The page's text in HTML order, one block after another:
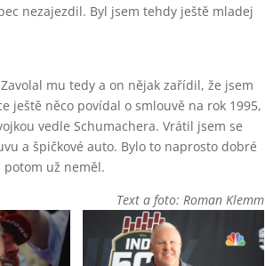
nezajezdil. Byl jsem tehdy ještě mladej
mu tedy a on nějak zařídil, že jsem
ještě něco povídal o smlouvě na rok 1995,
vedle Schumachera. Vrátil jsem se
a špičkové auto. Bylo to naprosto dobré
už neměl.
Text a foto: Roman Klemm